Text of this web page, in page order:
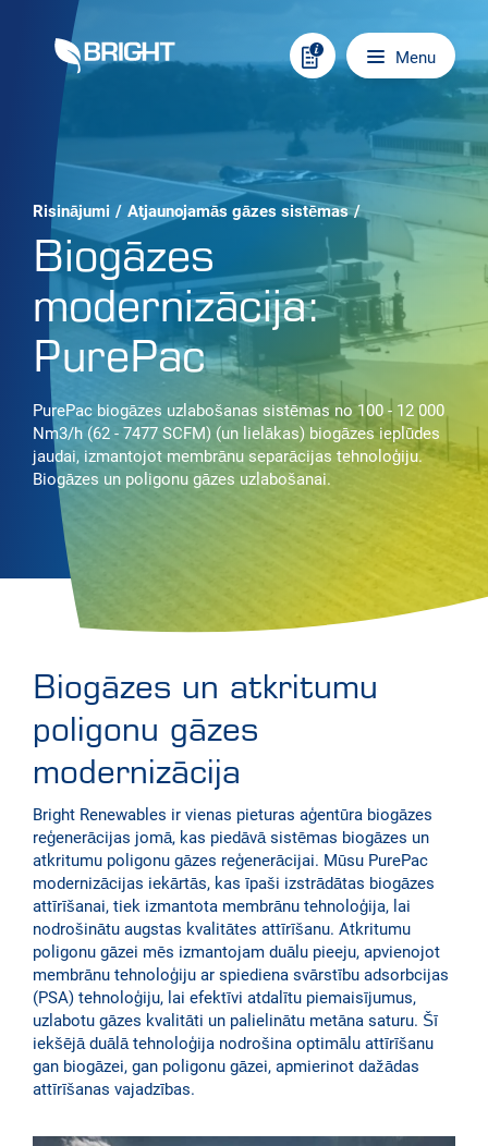
Skip to content
Main navigation
Menu
Risinājumi / Atjaunojamās gāzes sistēmas /
Biogāzes
modernizācija:
PurePac
PurePac biogāzes uzlabošanas sistēmas no 100 - 12 000
Nm3/h (62 - 7477 SCFM) (un lielākas) biogāzes ieplūdes
jaudai, izmantojot membrānu separācijas tehnoloģiju.
Biogāzes un poligonu gāzes uzlabošanai.
Biogāzes un atkritumu
poligonu gāzes
modernizācija
Bright Renewables ir vienas pieturas aģentūra biogāzes
reģenerācijas jomā, kas piedāvā sistēmas biogāzes un
atkritumu poligonu gāzes reģenerācijai. Mūsu PurePac
modernizācijas iekārtās, kas īpaši izstrādātas biogāzes
attīrīšanai, tiek izmantota membrānu tehnoloģija, lai
nodrošinātu augstas kvalitātes attīrīšanu. Atkritumu
poligonu gāzei mēs izmantojam duālu pieeju, apvienojot
membrānu tehnoloģiju ar spiediena svārstību adsorbcijas
(PSA) tehnoloģiju, lai efektīvi atdalītu piemaisījumus,
uzlabotu gāzes kvalitāti un palielinātu metāna saturu. Šī
iekšējā duālā tehnoloģija nodrošina optimālu attīrīšanu
gan biogāzei, gan poligonu gāzei, apmierinot dažādas
attīrīšanas vajadzības.